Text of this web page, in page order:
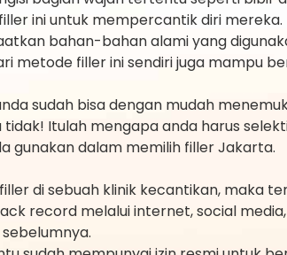
ini untuk mempercantik diri mereka.
bahan-bahan alami yang
metode filler ini sendiri juga mampu
sudah bisa dengan mudah
Itulah mengapa anda harus
gunakan dalam memilih filler Jakarta.
di sebuah klinik kecantikan, maka
record melalui internet, social